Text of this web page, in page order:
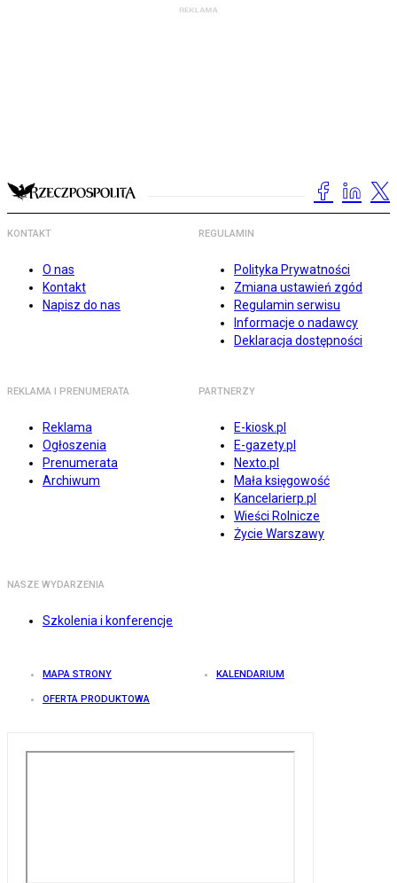
KONTAKT
O nas
Kontakt
Napisz do nas
REGULAMIN
Polityka Prywatności
Zmiana ustawień zgód
Regulamin serwisu
Informacje o nadawcy
Deklaracja dostępności
REKLAMA I PRENUMERATA
Reklama
Ogłoszenia
Prenumerata
Archiwum
PARTNERZY
E-kiosk.pl
E-gazety.pl
Nexto.pl
Mała księgowość
Kancelarierp.pl
Wieści Rolnicze
Życie Warszawy
NASZE WYDARZENIA
Szkolenia i konferencje
MAPA STRONY KALENDARIUM
OFERTA PRODUKTOWA